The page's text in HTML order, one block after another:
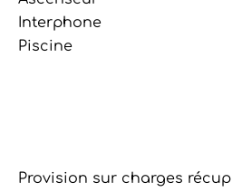
Interphone
Piscine
Provision sur charges